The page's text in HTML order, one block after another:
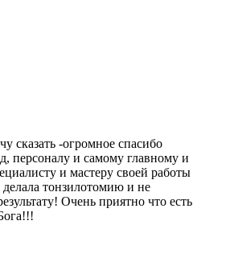
сказать -огромное спасибо
персоналу и самому главному и
и мастеру своей работы
тонзилотомию и не
Очень приятно что есть